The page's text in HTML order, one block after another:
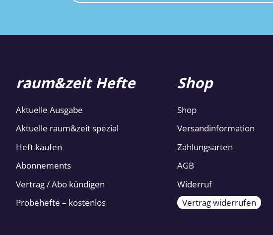
raum&zeit Hefte
Aktuelle Ausgabe
Aktuelle raum&zeit spezial
Heft kaufen
Abonnements
Vertrag / Abo kündigen
Probehefte – kostenlos
Shop
Shop
Versandinformation
Zahlungsarten
AGB
Widerruf
Vertrag widerrufen